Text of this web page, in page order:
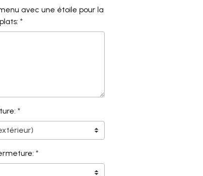
avec une étoile pour la